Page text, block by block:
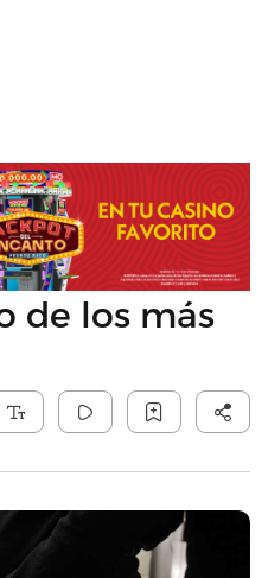
de los más